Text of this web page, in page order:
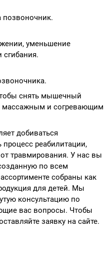
позвоночник.
уменьшение
сгибания.
снять мышечный
и согревающим
добиваться
процесс реабилитации,
травмирования. У нас вы
по всем
собраны как
для детей. Мы
консультацию по
вас вопросы. Чтобы
заявку на сайте.